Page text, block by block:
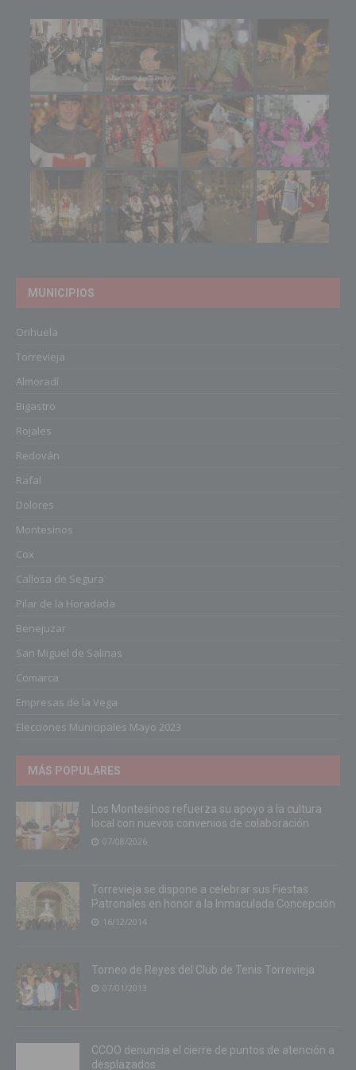
MUNICIPIOS
Orihuela
Torrevieja
Almoradí
Bigastro
Rojales
Redován
Rafal
Dolores
Montesinos
Cox
Callosa de Segura
Pilar de la Horadada
Benejuzar
San Miguel de Salinas
Comarca
Empresas de la Vega
Elecciones Municipales Mayo 2023
MÁS POPULARES
Los Montesinos refuerza su apoyo a la cultura
local con nuevos convenios de colaboración
07/08/2026
Torrevieja se dispone a celebrar sus Fiestas
Patronales en honor a la Inmaculada Concepción
16/12/2014
Torneo de Reyes del Club de Tenis Torrevieja
07/01/2013
CCOO denuncia el cierre de puntos de atención a
desplazados